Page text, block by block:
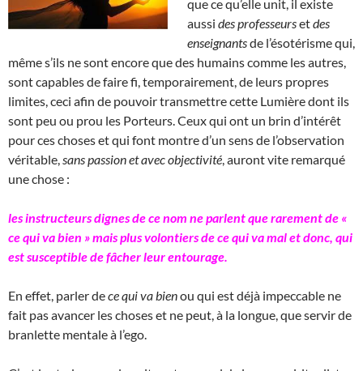
que ce qu’elle unit, il existe
aussi des professeursetdes
enseignantsde l’ésotérisme qui,
même s’ils ne sont encore que des humains comme les autres,
sont capables de faire fi, temporairement, de leurs propres
limites, ceci afin de pouvoir transmettre cette Lumière dont ils
sont peu ou prou les Porteurs. Ceux qui ont un brin d’intérêt
pour ces choses et qui font montre d’un sens de l’observation
véritable, sans passion et avec objectivité , auront vite remarqué
une chose :
les instructeurs dignes de ce nom ne parlent que rarement de «
ce qui va bien » mais plus volontiers de ce qui va mal et donc, qui
est susceptible de fâcher leur entourage.
En effet, parler dece qui va bienou qui est déjà impeccable ne
fait pas avancer les choses et ne peut, à la longue, que servir de
branlette mentale à l’ego.